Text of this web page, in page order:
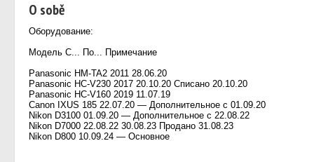
O sobě
Оборудование:
Модель С... По... Примечание
Panasonic HM-TA2 2011 28.06.20
Panasonic HС-V230 2017 20.10.20 Списано 20.10.20
Panasonic HC-V160 2019 11.07.19
Canon IXUS 185 22.07.20 — Дополнительное с 01.09.20
Nikon D3100 01.09.20 — Дополнительное с 22.08.22
Nikon D7000 22.08.22 30.08.23 Продано 31.08.23
Nikon D800 10.09.24 — Основное